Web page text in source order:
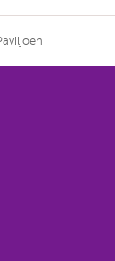
& Management